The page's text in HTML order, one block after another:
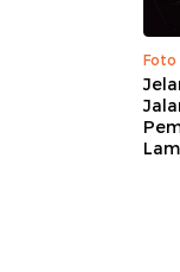
Foto